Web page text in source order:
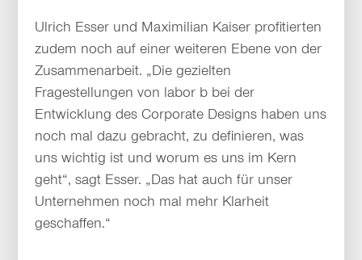
Ulrich Esser und Maximilian Kaiser profitierten
zudem noch auf einer weiteren Ebene von der
Zusammenarbeit. „Die gezielten
Fragestellungen von labor b bei der
Entwicklung des Corporate Designs haben uns
noch mal dazu gebracht, zu definieren, was
uns wichtig ist und worum es uns im Kern
geht“, sagt Esser. „Das hat auch für unser
Unternehmen noch mal mehr Klarheit
geschaffen.“